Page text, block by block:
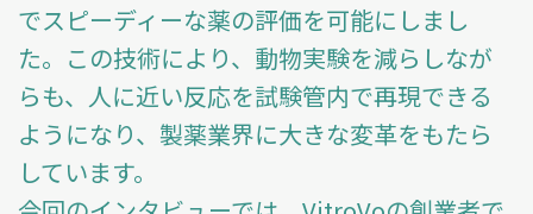
でスピーディーな薬の評価を可能にしまし
た。この技術により、動物実験を減らしなが
らも、人に近い反応を試験管内で再現できる
ようになり、製薬業界に大きな変革をもたら
しています。